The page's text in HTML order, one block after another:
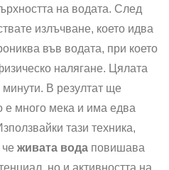
на водата. След
излъчване, което идва
във водата, при което
налягане. Цялата
В резултат ще
е много мека и има едва
тази техника,
живата вода повишава
но и активността на